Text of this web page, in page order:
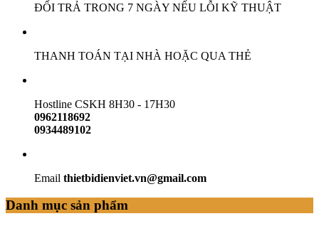
ĐỔI TRẢ TRONG 7 NGÀY NẾU LỖI KỸ THUẬT
THANH TOÁN TẠI NHÀ HOẶC QUA THẺ
Hostline CSKH 8H30 - 17H30
0962118692
0934489102
Email thietbidienviet.vn@gmail.com
Danh mục sản phẩm